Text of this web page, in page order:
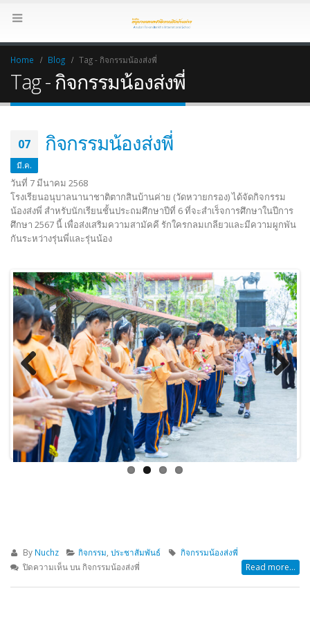
Home Blog Tag - กิจกรรมน้องส่งพี่
Tag - กิจกรรมน้องส่งพี่
07
มี.ค.
กิจกรรมน้องส่งพี่
วันที่ 7 มีนาคม 2568
โรงเรียนอนุบาลนานาชาติตากสินบ้านค่าย (วัดหวายกรอง) ได้จัดกิจกรรม
น้องส่งพี่ สำหรับนักเรียนชั้นประถมศึกษาปีที่ 6 ที่จะสำเร็จการศึกษาในปีการ
ศึกษา 2567 นี้ เพื่อส่งเสริมความสามัคคี รักใครกลมเกลียวและมีความผูกพัน
กันระหว่างรุ่นพี่และรุ่นน้อง
Previous Next
By Nuchz กิจกรรม,ประชาสัมพันธ์
กิจกรรมน้องส่งพี่
ปิดความเห็นบน กิจกรรมน้องส่งพี่ Read more...